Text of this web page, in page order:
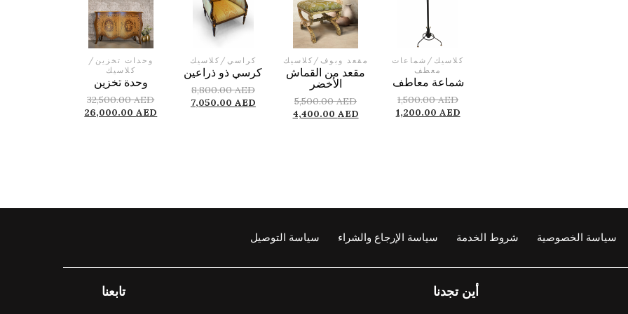
وحدات تخزين /
كلاسيك
وحدة تخزين
32,500.00AED
26,000.00AED
كراسي / كلاسيك
كرسي ذو ذراعين
8,800.00AED
7,050.00 AED
مقعد وبوف / كلاسيك
مقعد من القماش
الأخضر
5,500.00AED
4,400.00 AED
كلاسيك / شماعات
معطف
شماعة معاطف
1,500.00AED
1,200.00 AED
سياسة الخصوصية شروط الخدمة سياسة الإرجاع والشراء سياسة التوصيل
أين تجدنا تابعنا